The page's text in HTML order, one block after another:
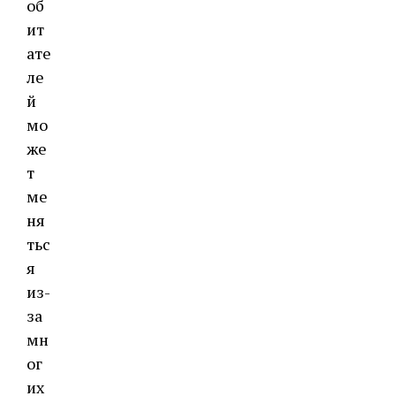
об
ит
ате
ле
й
мо
же
т
ме
ня
тьс
я
из-
за
мн
ог
их